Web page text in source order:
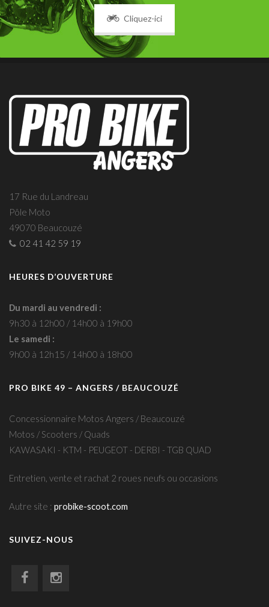
Cliquez-ici
17 Rue du Landreau
Pôle Moto
49070 Beaucouzé
02 41 42 59 19
HEURES D’OUVERTURE
Du mardi au vendredi :
9h30 à 12h00 / 14h00 à 19h00
Le samedi :
9h00 à 12h15 / 14h00 à 18h00
PRO BIKE 49 – ANGERS / BEAUCOUZÉ
Concessionnaire Motos Angers / Beaucouzé
Motos / Scooters / Quads
KAWASAKI - KTM - PEUGEOT - DERBI - TGB QUAD
Entretien, vente et rachat 2 roues neufs ou occasions
Autre site : probike-scoot.com
SUIVEZ-NOUS